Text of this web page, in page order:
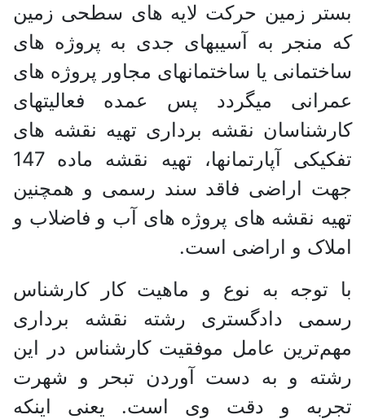
بستر زمین حرکت لایه های سطحی زمین
که منجر به آسیبهای جدی به پروژه های
ساختمانی یا ساختمانهای مجاور پروژه های
عمرانی میگردد پس عمده فعالیتهای
کارشناسان نقشه برداری تهیه نقشه های
تفکیکی آپارتمانها، تهیه نقشه ماده 147
جهت اراضی فاقد سند رسمی و همچنین
تهیه نقشه های پروژه های آب و فاضلاب و
املاک و اراضی است.
با توجه به نوع و ماهیت کار کارشناس
رسمی دادگستری رشته نقشه برداری
مهم‌ترین عامل موفقیت کارشناس‌ در این
رشته و به دست آوردن تبحر و شهرت
تجربه و دقت وی است. یعنی اینکه